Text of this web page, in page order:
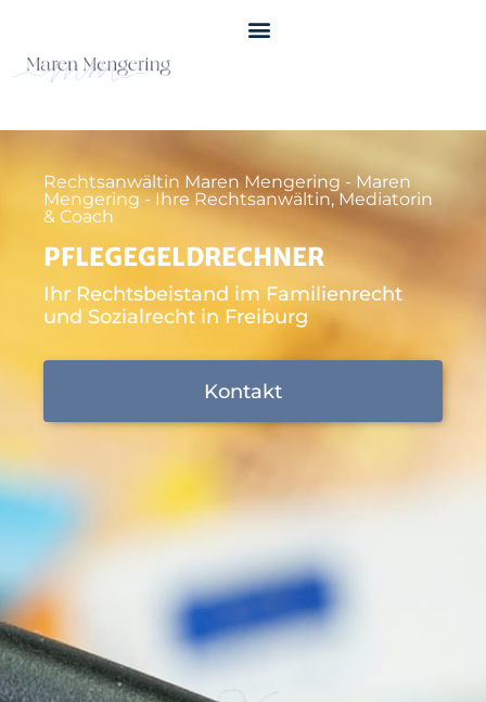
Rechtsanwältin Maren Mengering - Maren
Mengering - Ihre Rechtsanwältin, Mediatorin
& Coach
PFLEGEGELDRECHNER
Ihr Rechtsbeistand im Familienrecht
und Sozialrecht in Freiburg
Kontakt